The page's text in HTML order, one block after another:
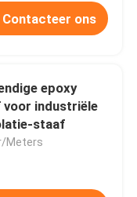
Contacteer ons
epoxy
voor industriële
staaf
Meters